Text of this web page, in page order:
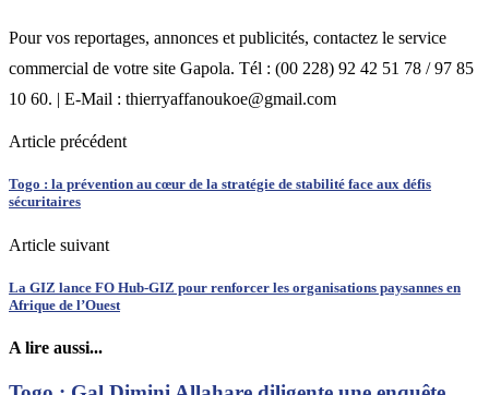
Pour vos reportages, annonces et publicités, contactez le service
commercial de votre site Gapola. Tél : (00 228) 92 42 51 78 / 97 85
10 60. | E-Mail : thierryaffanoukoe@gmail.com
Article précédent
Togo : la prévention au cœur de la stratégie de stabilité face aux défis
sécuritaires
Article suivant
La GIZ lance FO Hub-GIZ pour renforcer les organisations paysannes en
Afrique de l’Ouest
A lire aussi...